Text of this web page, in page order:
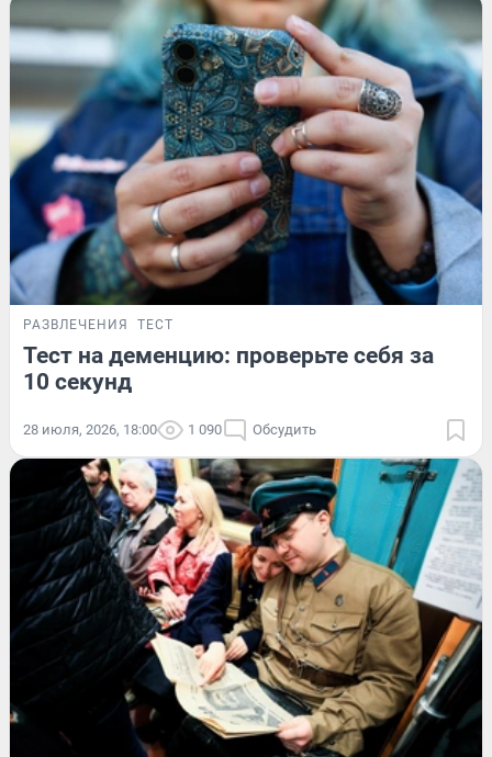
РАЗВЛЕЧЕНИЯ ТЕСТ
Тест на деменцию: проверьте себя за
10 секунд
28 июля, 2026, 18:00 1 090 Обсудить